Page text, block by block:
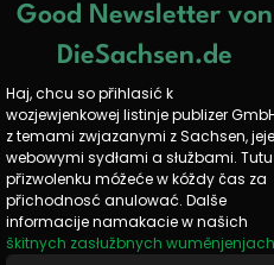
Good Newsletter von
DieSachsen.de
Haj, chcu so přihlasić k
wozjewjenkowej listinje publizer
z temami zwjazanymi z Sachsen, jeje
webowymi sydłami a słužbami. Tutu
přizwolenku móžeće w kóždy čas za
přichodnosć anulować. Dalše
informacije namakacie w našich
škitnych zasłužbnych wuměnjenjach